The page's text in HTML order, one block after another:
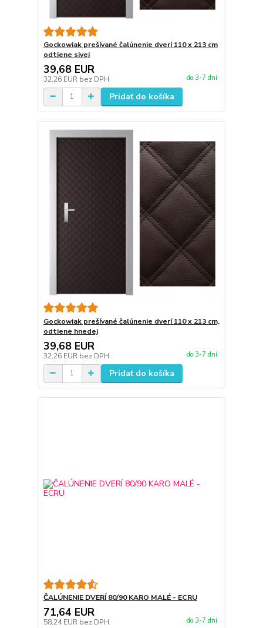
Gockowiak prešívané čalúnenie dverí 110 x 213 cm
odtiene sivej
39,68 EUR
32,26 EUR bez DPH do 3-7 dní
Pridať do košíka
Gockowiak prešívané čalúnenie dverí 110 x 213 cm,
odtiene hnedej
39,68 EUR
32,26 EUR bez DPH do 3-7 dní
Pridať do košíka
ČALÚNENIE DVERÍ 80/90 KARO MALÉ - ECRU
71,64 EUR
58,24 EUR bez DPH do 3-7 dní